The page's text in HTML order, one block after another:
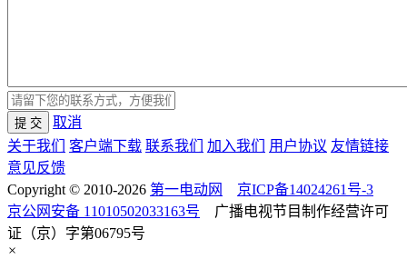
提 交
取消
关于我们
客户端下载 联系我们 加入我们 用户协议 友情链接
意见反馈
Copyright © 2010-2026 第一电动网
京ICP备14024261号-3
京公网安备 11010502033163号 广播电视节目制作经营许可
证（京）字第06795号
×